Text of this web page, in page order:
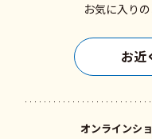
お気に入り
お近
オンラインシ